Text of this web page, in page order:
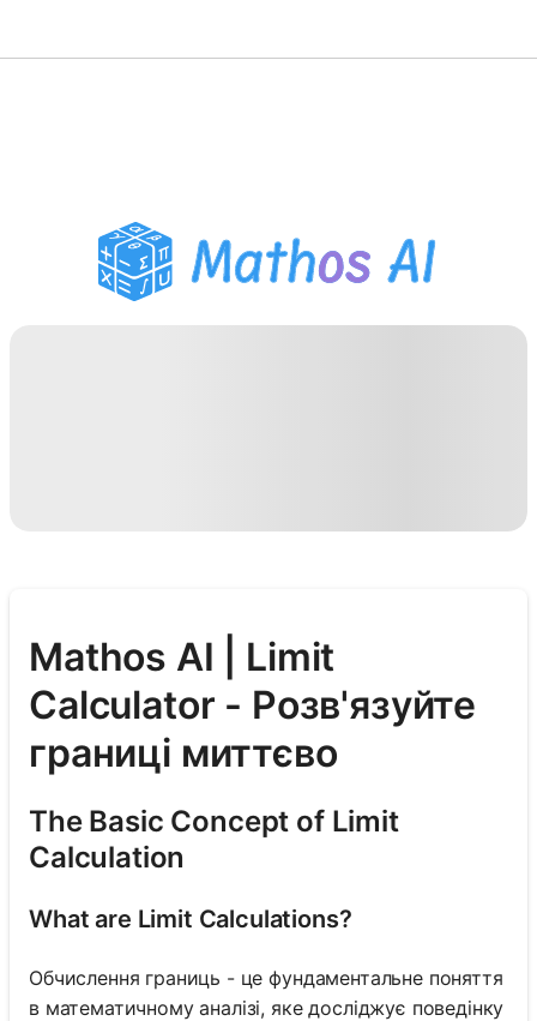
Помічник з домашнім
завданням PDF
Mathos AI | Limit
Calculator - Розв'язуйте
границі миттєво
The Basic Concept of Limit
Calculation
What are Limit Calculations?
Обчислення границь - це фундаментальне поняття
в математичному аналізі, яке досліджує поведінку